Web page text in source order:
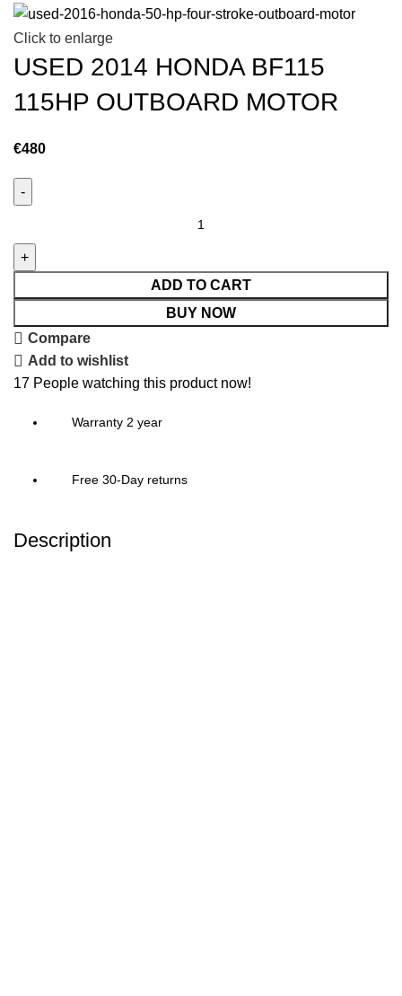
Click to enlarge
USED 2014 HONDA BF115
115HP OUTBOARD MOTOR
€480
ADD TO CART
BUY NOW
Compare
Add to wishlist
17 People watching this product now!
Warranty 2 year
Free 30-Day returns
Description